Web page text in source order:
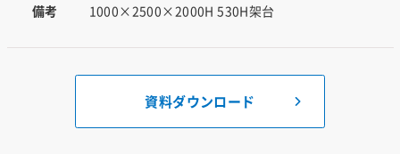
備考 1000×2500×2000H 530H架台
資料ダウンロード